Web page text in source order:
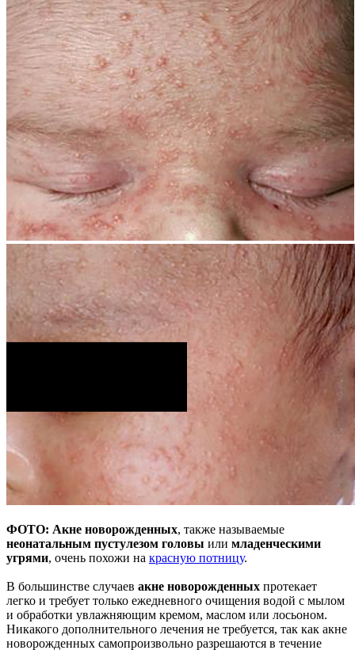
ФОТО: Акне новорожденных, также называемые
неонатальным пустулезом головы или младенческими
угрями, очень похожи на красную потницу.
В большинстве случаев акне новорожденных протекает
легко и требует только ежедневного очищения водой с мылом
и обработки увлажняющим кремом, маслом или лосьоном.
Никакого дополнительного лечения не требуется, так как акне
новорожденных самопроизвольно разрешаются в течение